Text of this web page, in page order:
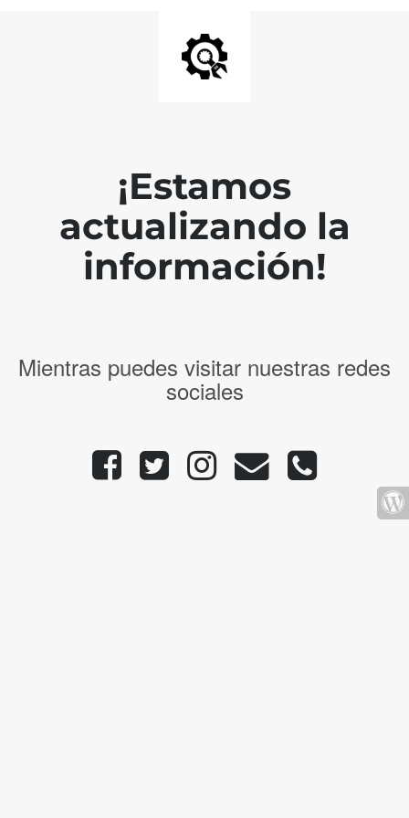
¡Estamos
actualizando la
información!
Mientras puedes visitar nuestras redes
sociales